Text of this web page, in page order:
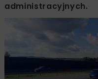
administracyjnych.